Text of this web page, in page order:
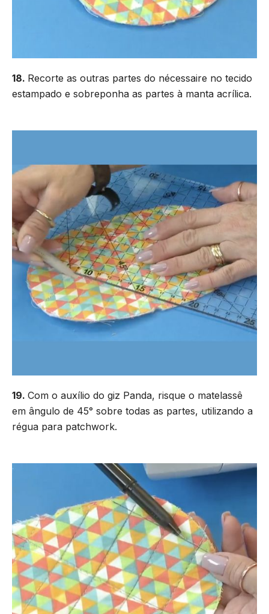
18. Recorte as outras partes do nécessaire no tecido
estampado e sobreponha as partes à manta acrílica.
19. Com o auxílio do giz Panda, risque o matelassê
em ângulo de 45° sobre todas as partes, utilizando a
régua para patchwork.